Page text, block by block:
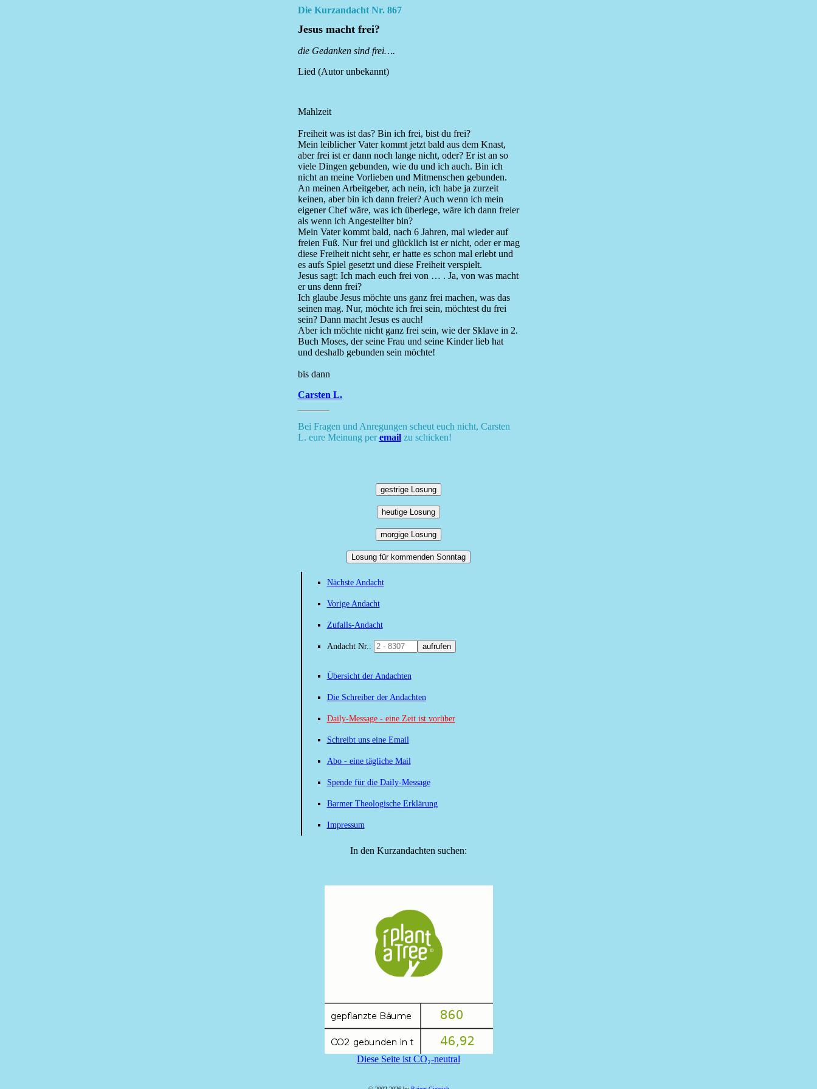
Die Kurzandacht Nr. 867
Jesus macht frei?
die Gedanken sind frei….
Lied (Autor unbekannt)
Mahlzeit
Freiheit was ist das? Bin ich frei, bist du frei?
Mein leiblicher Vater kommt jetzt bald aus dem Knast,
aber frei ist er dann noch lange nicht, oder? Er ist an so
viele Dingen gebunden, wie du und ich auch. Bin ich
nicht an meine Vorlieben und Mitmenschen gebunden.
An meinen Arbeitgeber, ach nein, ich habe ja zurzeit
keinen, aber bin ich dann freier? Auch wenn ich mein
eigener Chef wäre, was ich überlege, wäre ich dann freier
als wenn ich Angestellter bin?
Mein Vater kommt bald, nach 6 Jahren, mal wieder auf
freien Fuß. Nur frei und glücklich ist er nicht, oder er mag
diese Freiheit nicht sehr, er hatte es schon mal erlebt und
es aufs Spiel gesetzt und diese Freiheit verspielt.
Jesus sagt: Ich mach euch frei von … . Ja, von was macht
er uns denn frei?
Ich glaube Jesus möchte uns ganz frei machen, was das
seinen mag. Nur, möchte ich frei sein, möchtest du frei
sein? Dann macht Jesus es auch!
Aber ich möchte nicht ganz frei sein, wie der Sklave in 2.
Buch Moses, der seine Frau und seine Kinder lieb hat
und deshalb gebunden sein möchte!
bis dann
Carsten L.
Bei Fragen und Anregungen scheut euch nicht, Carsten
L. eure Meinung peremailzu schicken!
gestrige Losung
heutige Losung
morgige Losung
Losung für kommenden Sonntag
Nächste Andacht
Vorige Andacht
Zufalls-Andacht
Andacht Nr.: aufrufen
Übersicht der Andachten
Die Schreiber der Andachten
Daily-Message - eine Zeit ist vorüber
Schreibt uns eine Email
Abo - eine tägliche Mail
Spende für die Daily-Message
Barmer Theologische Erklärung
Impressum
In den Kurzandachten suchen:
Diese Seite ist CO₂-neutral